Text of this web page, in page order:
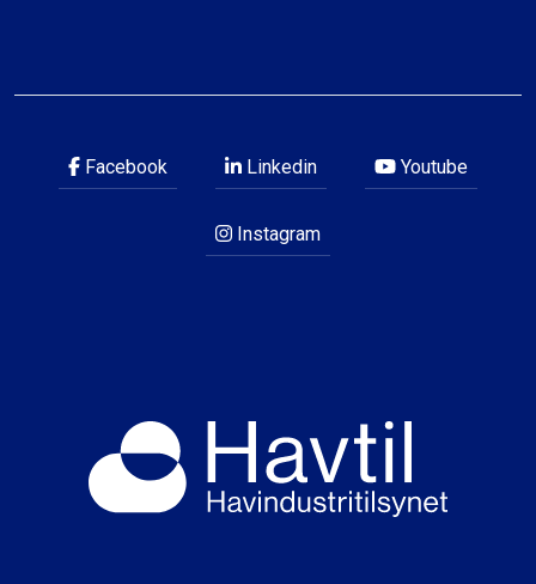
Facebook Linkedin Youtube
Instagram